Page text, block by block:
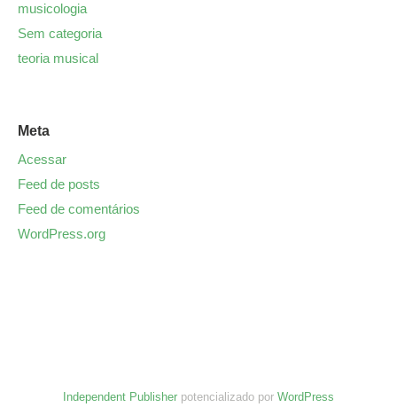
musicologia
Sem categoria
teoria musical
Meta
Acessar
Feed de posts
Feed de comentários
WordPress.org
Independent Publisher potencializado por WordPress